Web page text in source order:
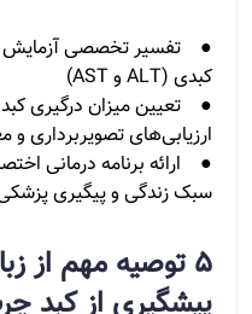
● تفسیر تخصصی آزمایش
کبدی (ALT و AST)
● تعیین میزان درگیری
ارزیابی‌های تصویربرداری و
● ارائه برنامه درمانی
سبک زندگی و پیگیری
5 توصیه مهم از
پیشگیری از کبد